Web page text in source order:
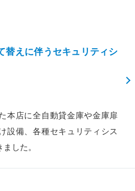
替えに伴うセキュリティシ
本店に全自動貸金庫や金庫扉
設備、各種セキュリティシス
した。